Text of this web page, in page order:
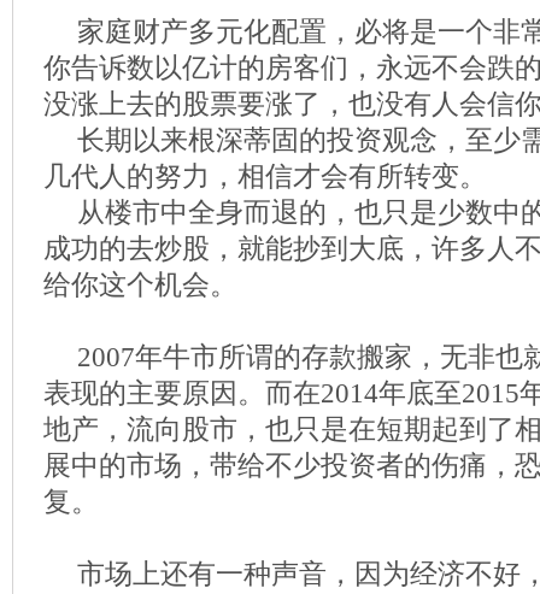
家庭财产多元化配置，必将是一个非
你告诉数以亿计的房客们，永远不会跌
没涨上去的股票要涨了，也没有人会信
长期以来根深蒂固的投资观念，至少
几代人的努力，相信才会有所转变。
从楼市中全身而退的，也只是少数中
成功的去炒股，就能抄到大底，许多人
给你这个机会。
2007年牛市所谓的存款搬家，无非也
表现的主要原因。而在2014年底至2015
地产，流向股市，也只是在短期起到了
展中的市场，带给不少投资者的伤痛，
复。
市场上还有一种声音，因为经济不好